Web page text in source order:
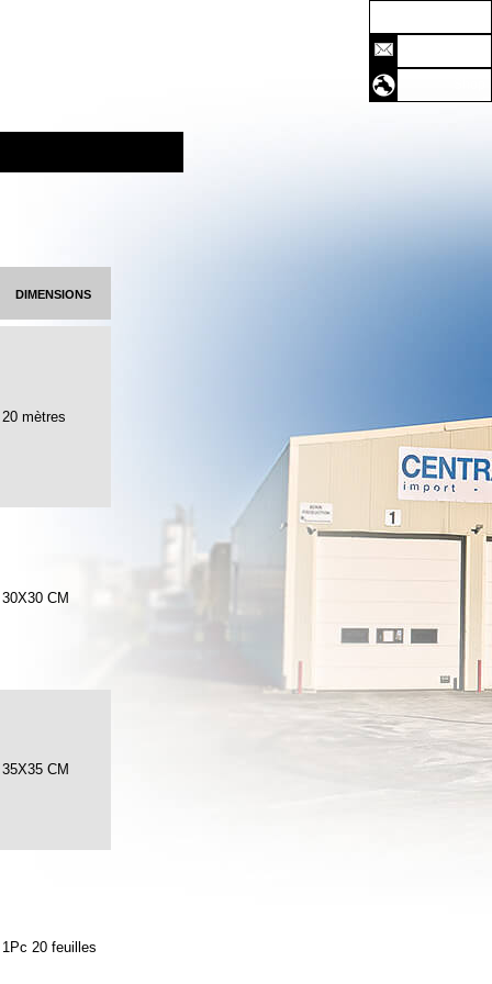
dimensions
20 mètres
30X30 CM
35X35 CM
1Pc 20 feuilles